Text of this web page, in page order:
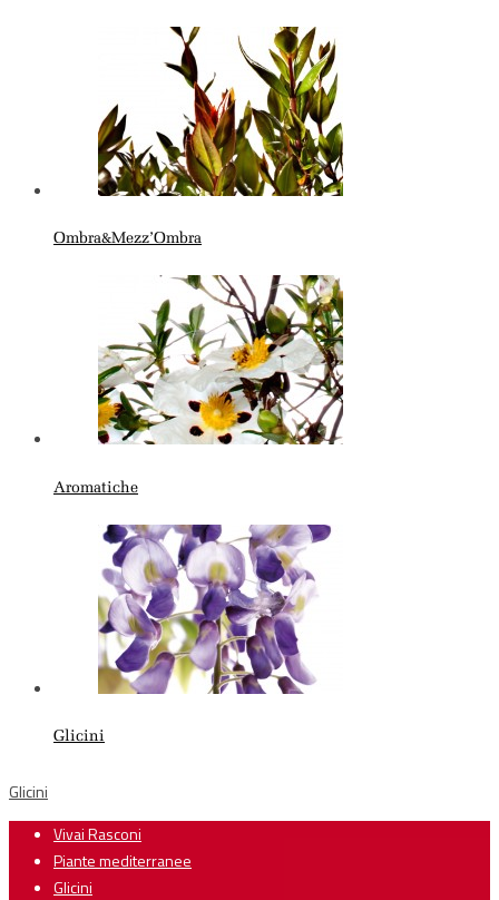
Ombra&Mezz’Ombra
Aromatiche
Glicini
Glicini
Vivai Rasconi
Piante mediterranee
Glicini